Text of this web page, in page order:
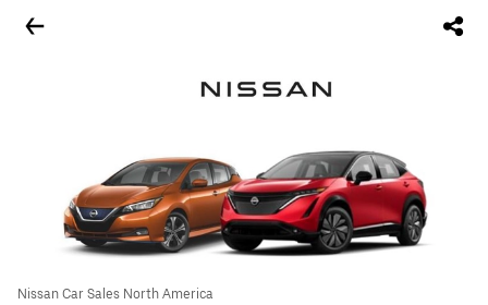
Nissan Car Sales North America